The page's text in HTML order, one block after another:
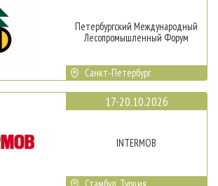
Петербургский Международный
Лесопромышленный Форум
Санкт-Петербург
17-20.10.2026
INTERMOB